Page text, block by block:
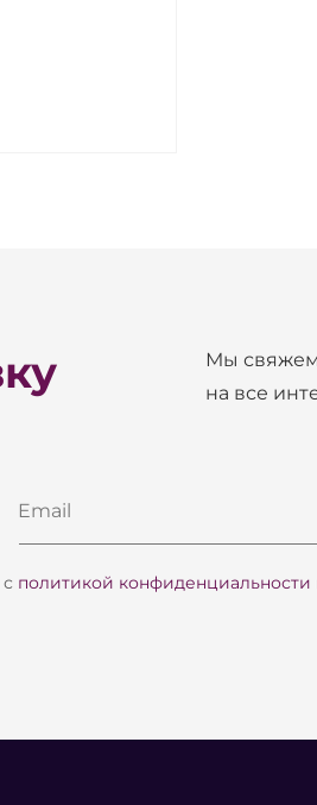
Мы
на все
Email
политикой конфиденциальности